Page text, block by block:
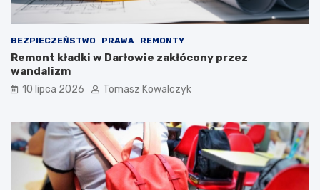
BEZPIECZEŃSTWO PRAWA REMONTY
Remont kładki w Darłowie zakłócony przez
wandalizm
10 lipca 2026 Tomasz Kowalczyk